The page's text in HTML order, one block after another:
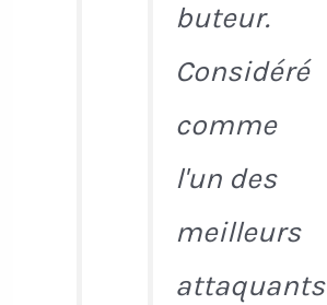
buteur.
Considéré
comme
l'un des
meilleurs
attaquants